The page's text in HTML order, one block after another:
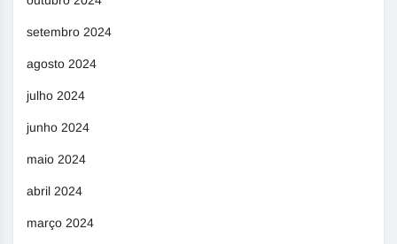
setembro 2024
agosto 2024
julho 2024
junho 2024
maio 2024
abril 2024
março 2024